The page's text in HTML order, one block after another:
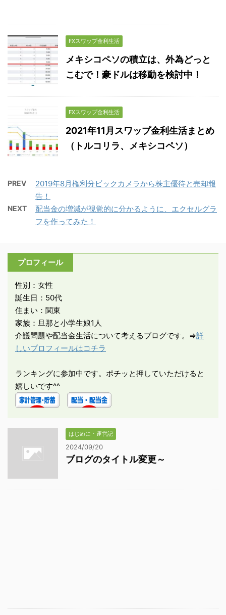
FXスワップ金利生活
メキシコペソの積立は、外為どっと
こむで！豪ドルは移動を検討中！
FXスワップ金利生活
2021年11月スワップ金利生活まとめ
（トルコリラ、メキシコペソ）
PREV
2019年8月権利分ビックカメラから株主優待と売却報
告！
NEXT
配当金の増減が視覚的に分かるように、エクセルグラ
フを作ってみた！
プロフィール
性別：女性
誕生日：50代
住まい：関東
家族：旦那と小学生娘1人
介護問題や配当金生活について考えるブログです。⇒詳
しいプロフィールはコチラ
ランキングに参加中です。ポチッと押していただけると
嬉しいです^^
はじめに・運営記
2024/09/20
ブログのタイトル変更～